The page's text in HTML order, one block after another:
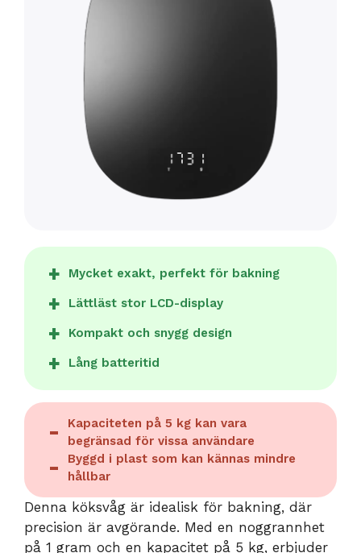
Mycket exakt, perfekt för bakning
Lättläst stor LCD-display
Kompakt och snygg design
Lång batteritid
Kapaciteten på 5 kg kan vara
begränsad för vissa användare
Byggd i plast som kan kännas mindre
hållbar
Denna köksvåg är idealisk för bakning, där
precision är avgörande. Med en noggrannhet
på 1 gram och en kapacitet på 5 kg, erbjuder